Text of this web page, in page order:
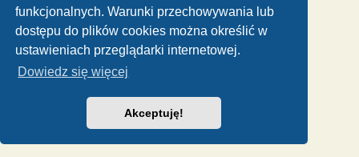
funkcjonalnych. Warunki przechowywania lub
dostępu do plików cookies można określić w
ustawieniach przeglądarki internetowej.
Dowiedz się więcej
Akceptuję!